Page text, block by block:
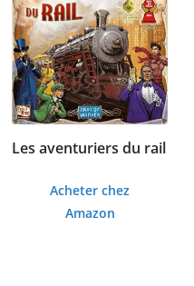
Les aventuriers du rail
Acheter chez
Amazon